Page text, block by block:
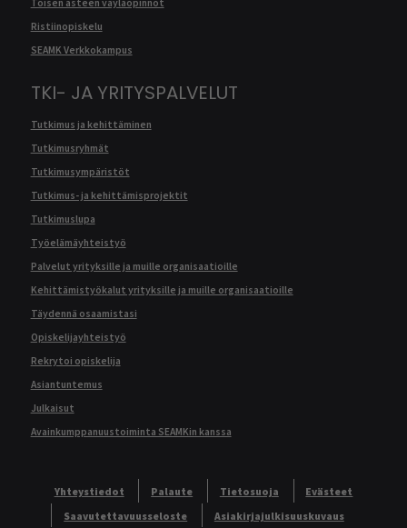
Ristiinopiskelu
SEAMK Verkkokampus
TKI- JA YRITYSPALVELUT
Tutkimus ja kehittäminen
Tutkimusryhmät
Tutkimusympäristöt
Tutkimus- ja kehittämisprojektit
Tutkimuslupa
Työelämäyhteistyö
Palvelut yrityksille ja muille organisaatioille
Kehittämistyökalut yrityksille ja muille organisaatioille
Täydennä osaamistasi
Opiskelijayhteistyö
Rekrytoi opiskelija
Asiantuntemus
Julkaisut
Avainkumppanuustoiminta SEAMKin kanssa
Yhteystiedot Palaute Tietosuoja
Evästeet
Saavutettavuusseloste
Asiakirjajulkisuuskuvaus